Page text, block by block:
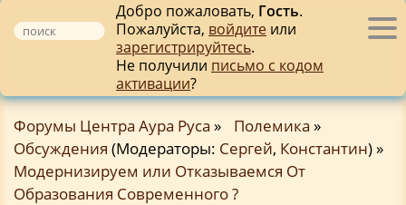
Добро пожаловать, Гость.
Пожалуйста, войдите или
зарегистрируйтесь.
Не получили письмо с кодом
активации?
Форумы Центра Аура Руса » Полемика »
Обсуждения (Модераторы: Сергей, Константин) »
Модернизируем или Отказываемся От
Образования Современного ?